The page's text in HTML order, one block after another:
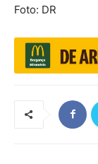
Foto: DR